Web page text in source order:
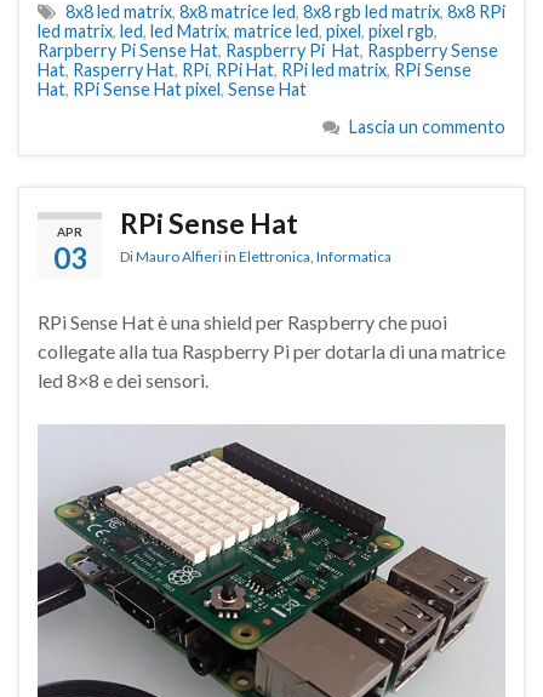
8x8 led matrix, 8x8 matrice led, 8x8 rgb led matrix, 8x8 RPi
led matrix, led, led Matrix, matrice led, pixel, pixel rgb,
Rarpberry Pi Sense Hat, Raspberry Pi Hat, Raspberry Sense
Hat, Rasperry Hat, RPi, RPi Hat, RPi led matrix, RPi Sense
Hat, RPi Sense Hat pixel, Sense Hat
Lascia un commento
APR
03
RPi Sense Hat
DiMauro Alfieri in Elettronica, Informatica
RPi Sense Hat è una shield per Raspberry che puoi
collegate alla tua Raspberry Pi per dotarla di una matrice
led 8×8 e dei sensori.